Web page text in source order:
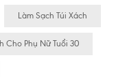
Làm Sạch Túi Xách
Cho Phụ Nữ Tuổi 30